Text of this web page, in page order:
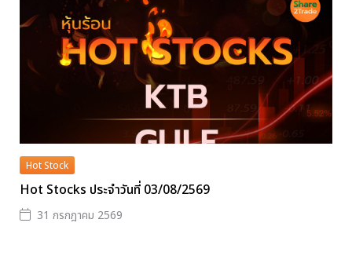
Hot Stock
Hot Stocks ประจำวันที่ 03/08/2569
31 กรกฎาคม 2569